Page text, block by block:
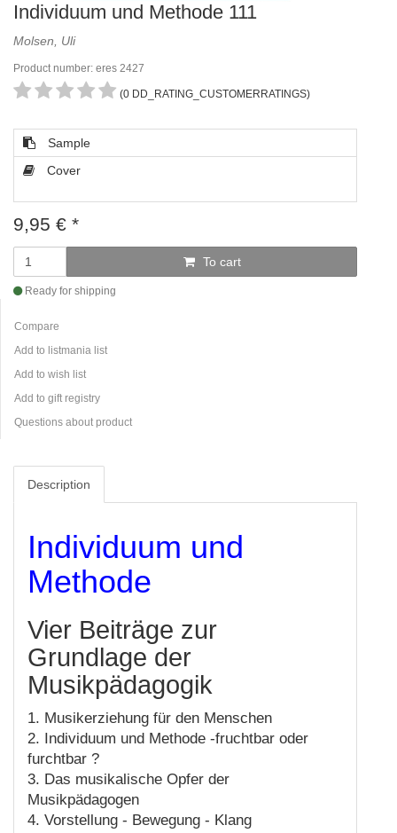
Individuum und Methode 111
Molsen, Uli
Product number: eres 2427
(0 DD_RATING_CUSTOMERRATINGS)
Sample
Cover
9,95 € *
To cart
Ready for shipping
Compare
Add to listmania list
Add to wish list
Add to gift registry
Questions about product
Description
Individuum und
Methode
Vier Beiträge zur
Grundlage der
Musikpädagogik
1. Musikerziehung für den Menschen
2. Individuum und Methode -fruchtbar oder
furchtbar ?
3. Das musikalische Opfer der
Musikpädagogen
4. Vorstellung - Bewegung - Klang